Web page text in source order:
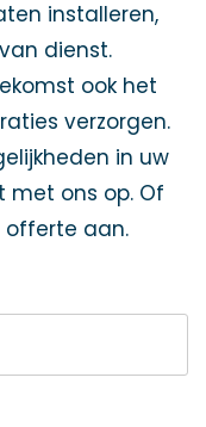
installeren,
dienst.
ook het
verzorgen.
in uw
met ons op. Of
offerte aan.